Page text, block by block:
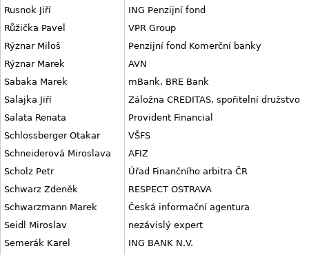
Rusnok Jiří
ING Penzijní fond
Růžička Pavel
VPR Group
Rýznar Miloš
Penzijní fond Komerční banky
Rýznar Marek
AVN
Sabaka Marek
mBank, BRE Bank
Salajka Jiří
Záložna CREDITAS, spořitelní družstvo
Salata Renata
Provident Financial
Schlossberger Otakar
VŠFS
Schneiderová Miroslava
AFIZ
Scholz Petr
Úřad Finančního arbitra ČR
Schwarz Zdeněk
RESPECT OSTRAVA
Schwarzmann Marek
Česká informační agentura
Seidl Miroslav
nezávislý expert
Semerák Karel
ING BANK N.V.